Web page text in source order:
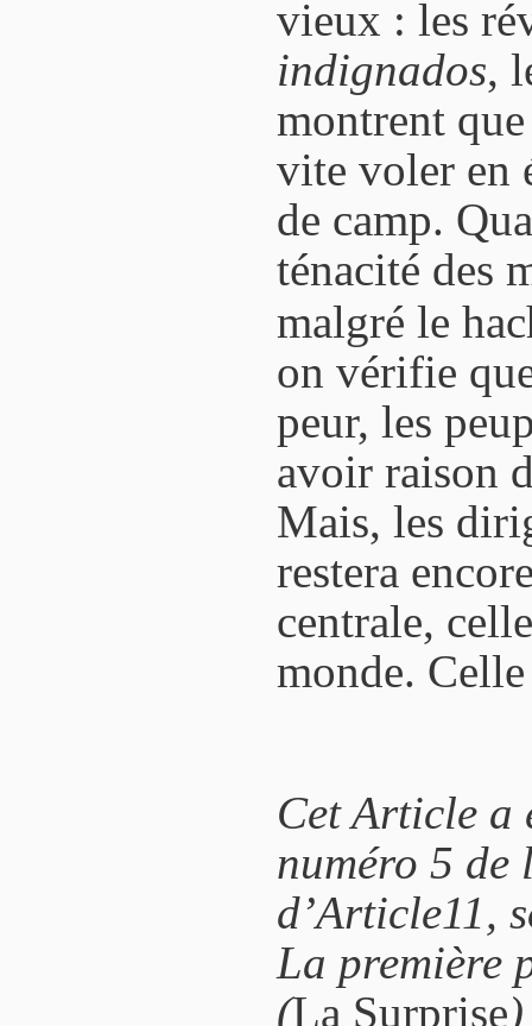
vieux : les
indignados,
montrent
vite voler en
de camp.
ténacité des
malgré le
on vérifie
peur, les
avoir raison
Mais, les
restera
centrale,
monde.
Cet Article a
numéro 5 de
d’Article11,
La première
(La Surprise